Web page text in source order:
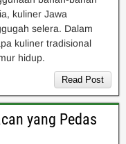
kuliner Jawa
selera. Dalam
kuliner tradisional
hidup.
Read Post
yang Pedas